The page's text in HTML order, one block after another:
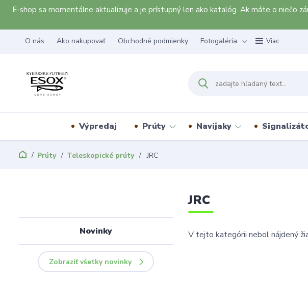
E-shop sa momentálne aktualizuje a je prístupný len ako katalóg. Ak máte o niečo
O nás Ako nakupovať Obchodné podmienky Fotogaléria Viac
Výpredaj Prúty Navijaky
Prúty Teleskopické prúty JRC
JRC
V tejto kategórii nebol nájdený
Novinky
Zobraziť všetky novinky